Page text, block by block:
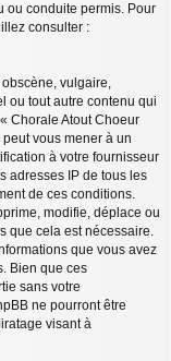
ou conduite permis. Pour
consulter :
vulgaire,
ou tout autre contenu qui
Chorale Atout Choeur
vous mener à un
à votre fournisseur
adresses IP de tous les
de ces conditions.
modifie, déplace ou
que cela est nécessaire.
que vous avez
Bien que ces
sans votre
ne pourront être
visant à